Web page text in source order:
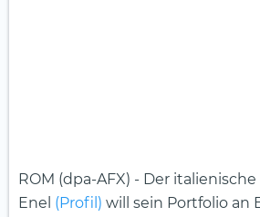
ROM (dpa-AFX) - Der
Enel (Profil) will sein Portfolio an